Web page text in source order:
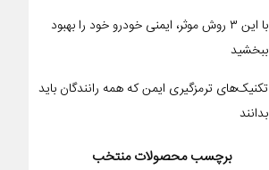
با این ۳ روش موثر، ایمنی خودرو خود را بهبود
ببخشید
تکنیک‌های ترمزگیری ایمن که همه رانندگان باید
بدانند
برچسب محصولات منتخب